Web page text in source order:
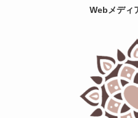
Webメディ